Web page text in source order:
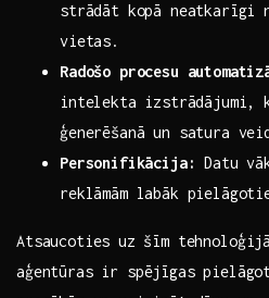
strādāt kopā neatkarīgi
vietas.
Radošo​ procesu‌
intelekta izstrādājumi,
ģenerēšanā un satura‍
Personifikācija: Datu
reklāmām ‍labāk
Atsaucoties uz ⁢šīm
‍aģentūras ir spējīgas⁢